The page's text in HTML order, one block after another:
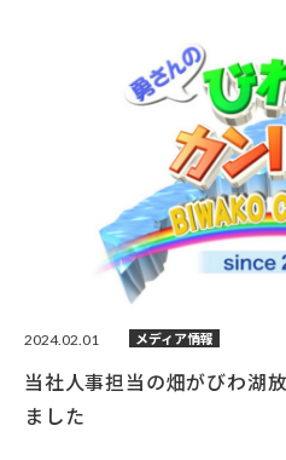
2024.02.01 メディア情報
当社人事担当の畑がびわ湖
ました